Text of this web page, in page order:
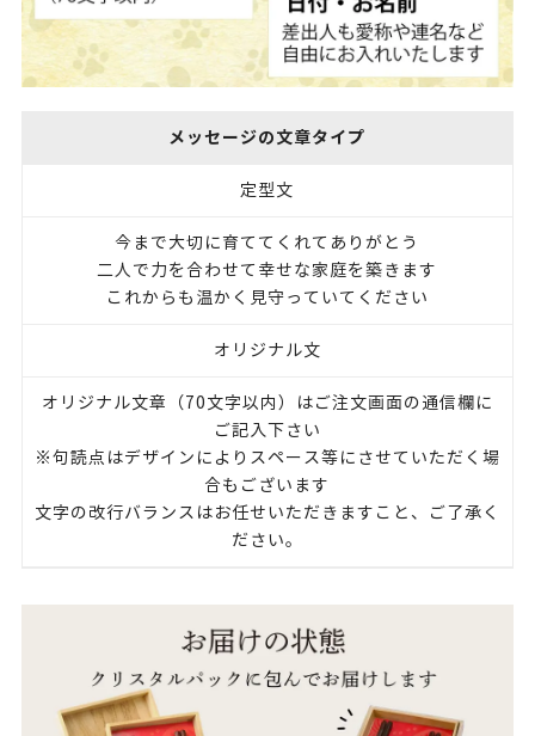
メッセージの文章タイプ
定型文
今まで大切に育ててくれてありがとう
二人で力を合わせて幸せな家庭を築きます
これからも温かく見守っていてください
オリジナル文
オリジナル文章（70文字以内）はご注文画面の通信欄に
ご記入下さい
※句読点はデザインによりスペース等にさせていただく場
合もございます
文字の改行バランスはお任せいただきますこと、ご了承く
ださい。